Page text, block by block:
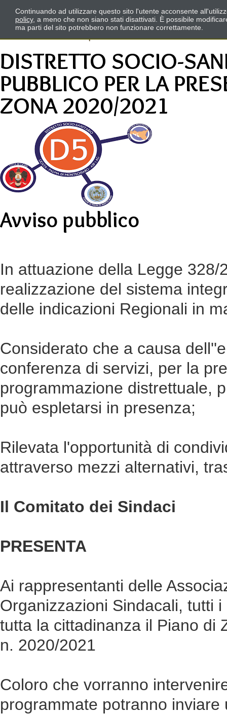
DISTRETTO SOCIO-
PUBBLICO PER LA
ZONA 2020/2021
Avviso pubblico
In attuazione della Legge
realizzazione del sistema
delle indicazioni Regionali in
Considerato che a causa
conferenza di servizi, per la
programmazione distrettuale,
può espletarsi in presenza;
Rilevata l'opportunità di
attraverso mezzi alternativi,
Il Comitato dei Sindaci
PRESENTA
Ai rappresentanti delle
Organizzazioni Sindacali, tutti
tutta la cittadinanza il Piano di
n. 2020/2021
Coloro che vorranno
programmate potranno
Continuando ad utilizzare questo sito l'utente acconsente
policy, a meno che non siano stati disattivati. È possibile
ma parti del sito potrebbero non funzionare correttamente.